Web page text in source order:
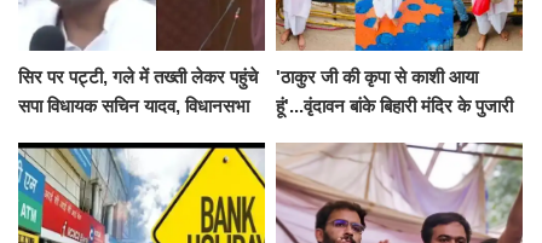
सिर पर पट्टी, गले में तख्ती लेकर पहुंचे
सपा विधायक सचिन यादव, विधानसभा
निलंबित
'ठाकुर जी की कृपा से काशी आया
हूं'...वृंदावन बांके बिहारी मंदिर के पुजारी
जलाभिषेक